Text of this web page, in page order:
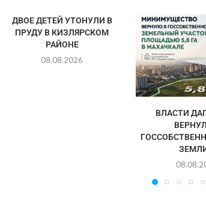
ДВОЕ ДЕТЕЙ УТОНУЛИ В
ПРУДУ В КИЗЛЯРСКОМ
РАЙОНЕ
08.08.2026
ВЛАСТИ